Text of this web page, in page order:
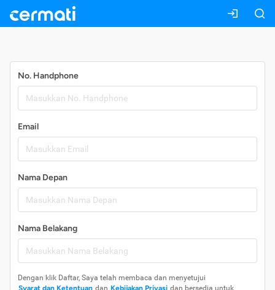
No. Handphone
Email
Nama Depan
Nama Belakang
Dengan klik Daftar, Saya telah membaca dan menyetujui
Syarat dan Ketentuan dan Kebijakan Privasi dan bersedia untuk